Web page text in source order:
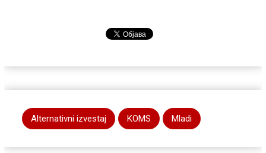
Alternativni izvestaj KOMS Mladi